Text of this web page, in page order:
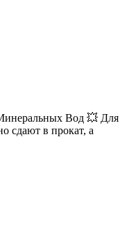
Вод 💥 Для
сдают в прокат, а